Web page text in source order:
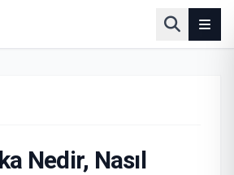
Nedir, Nasıl